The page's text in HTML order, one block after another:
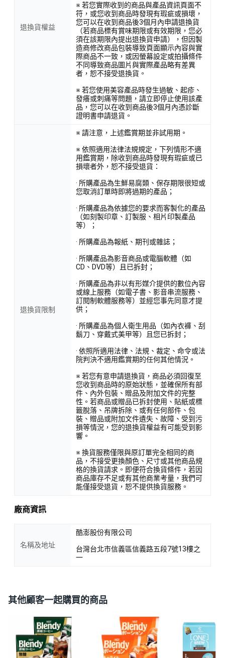
退換貨權益
※ 若您實際收到的商品與產品資訊頁面不
符，或您收到商品時發現有瑕疵或損壞，
您可以在收到商品後3個月內申請退換貨
（若商品標有賞味期限或有效期限，您必
須在該期限內提出退換貨申請），但因製
造商修改商品包裝導致頁面顯示內容與實
際商品不一致，或因螢幕設定或拍攝條件
不同導致商品圖片與實際產品略有差異
者，恕不接受退換貨。
※ 若您使用美容產品時發生過敏、起疹、
發癢或刺痛等問題，請立即停止使用該產
品，您可以在收到商品後3個月內憑診斷
證明書申請退貨。
退換貨限制
※ 請注意，上述鑑賞期並非試用期。
※ 依照適用法律法規規定，下列情形不適
用鑑賞期，除收到商品時發現有瑕疵或已
損壞者外，恕不接受退貨：
· 所購產品為生鮮易腐類、保存期限很短或
您取消訂單時即將過期的產品；
· 所購產品為依據您的要求而客製化的產品
（如刻製印章、訂製服、相片印製產品
等）；
· 所購產品為報紙、期刊或雜誌；
· 所購產品為影音商品或電腦軟體（如
CD、DVD等）且已拆封；
· 所購產品為非以有形媒介提供的數位內容
或線上服務（如電子書、影音串流服務、
訂閱制軟體服務等）並經您事先同意才提
供；
· 所購產品為個人衛生用品（如內衣褲、刮
鬍刀、穿戴式美甲等）且您已拆封；
· 依照所適用法律、法規、裁定、命令或法
院判決不適用鑑賞期的任何其他情況。
※ 若您有意申請退換貨，商品必須回復至
您收到商品時的原始狀態，並確保所有部
件、內外包裝、贈品及附加文件的完整
性。若商品或贈品已拆封使用、貼紙或標
籤脫落、吊牌拆除、或有任何部件、包
裝、贈品或附加文件遺失、故障、受到污
損等情況，您的退換貨權益有可能受到影
響。
※ 換貨服務僅限與原訂單完全相同的商
品，不接受更換顏色、尺寸或其他商品規
格的換貨請求。即便符合換貨條件，若因
商品庫存不足或有其他商業考量，我們可
能僅接受退貨，恕不提供換貨服務。
廠商資訊
名稱及地址
酷澎股份有限公司
台灣台北市信義區信義路五段7號13樓之
一
其他顧客一起購買的商品